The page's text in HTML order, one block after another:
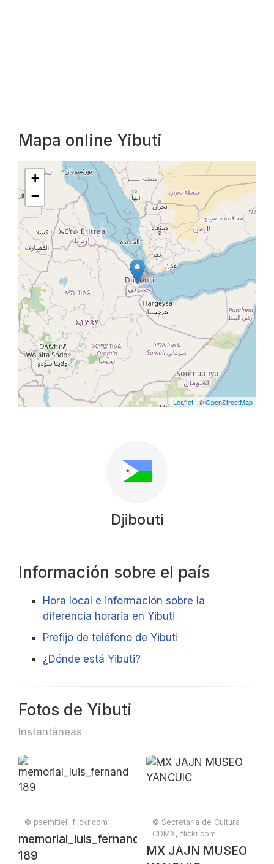
Mapa online Yibuti
+
−
Leaflet | ©OpenStreetMap
Djibouti
Información sobre el país
Hora local e información sobre la
diferencia horaria en Yibuti
Prefijo de teléfono de Yibuti
¿Dónde está Yibuti?
Fotos de Yibuti
Instantáneas
© psemitiel, flickr.com
189
© Secretaría de Cultura
CDMX, flickr.com
MX JAJN MUSEO